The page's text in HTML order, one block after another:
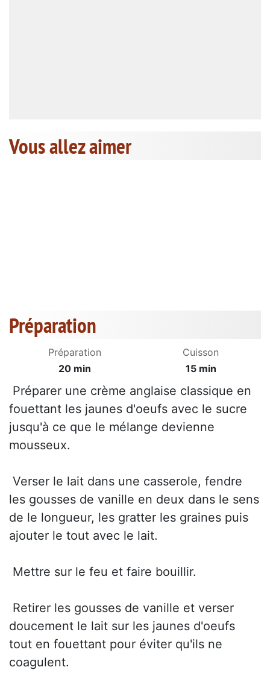
Vous allez aimer
Préparation
Préparation
20 min
Cuisson
15 min
 Préparer une crème anglaise classique en
fouettant les jaunes d'oeufs avec le sucre
jusqu'à ce que le mélange devienne
mousseux.
 Verser le lait dans une casserole, fendre
les gousses de vanille en deux dans le sens
de le longueur, les gratter les graines puis
ajouter le tout avec le lait.
 Mettre sur le feu et faire bouillir.
 Retirer les gousses de vanille et verser
doucement le lait sur les jaunes d'oeufs
tout en fouettant pour éviter qu'ils ne
coagulent.